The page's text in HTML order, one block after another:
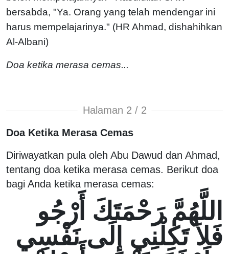
bersabda, "Ya. Orang yang telah mendengar ini
harus mempelajarinya." (HR Ahmad, dishahihkan
Al-Albani)
Doa ketika merasa cemas...
Halaman 2 / 2
Doa Ketika Merasa Cemas
Diriwayatkan pula oleh Abu Dawud dan Ahmad,
tentang doa ketika merasa cemas. Berikut doa
bagi Anda ketika merasa cemas:
اللَّهُمَّ رَحْمَتَكَ أَرْجُو
فَلاَ تَكِلْنِي إِلَى نَفْسِي